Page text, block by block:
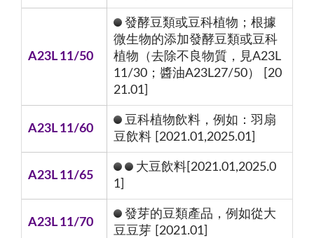
A23L 11/50
發酵豆類或豆科植物；根據
微生物的添加發酵豆類或豆科
植物（去除不良物質，見A23L
11/30；醬油A23L27/50） [20
21.01]
A23L 11/60
豆科植物飲料，例如：羽扇
豆飲料 [2021.01,2025.01]
A23L 11/65
大豆飲料[2021.01,2025.0
1]
A23L 11/70
發芽的豆類產品，例如從大
豆豆芽 [2021.01]